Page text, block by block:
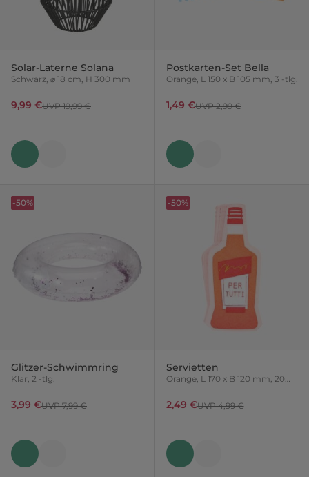
Solar-Laterne Solana
Schwarz, ⌀ 18 cm, H 300 mm
9,99 €UVP 19,99 €
Postkarten-Set Bella
Orange, L 150 x B 105 mm, 3 -tlg.
1,49 €UVP 2,99 €
Glitzer-Schwimmring
Klar, 2 -tlg.
3,99 €UVP 7,99 €
-50%
Servietten
Orange, L 170 x B 120 mm, 20
2,49 €UVP 4,99 €
-50%